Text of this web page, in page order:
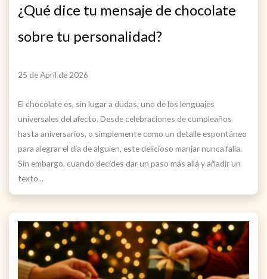
¿Qué dice tu mensaje de chocolate
sobre tu personalidad?
25 de April de 2026
El chocolate es, sin lugar a dudas, uno de los lenguajes
universales del afecto. Desde celebraciones de cumpleaños
hasta aniversarios, o simplemente como un detalle espontáneo
para alegrar el día de alguien, este delicioso manjar nunca falla.
Sin embargo, cuando decides dar un paso más allá y añadir un
texto...